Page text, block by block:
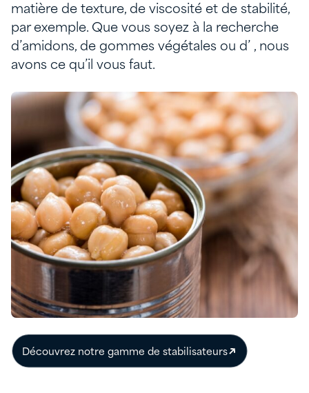
matière de texture, de viscosité et de stabilité,
par exemple. Que vous soyez à la recherche
d’amidons, de gommes végétales ou d’ , nous
avons ce qu’il vous faut.
Découvrez notre gamme de stabilisateurs